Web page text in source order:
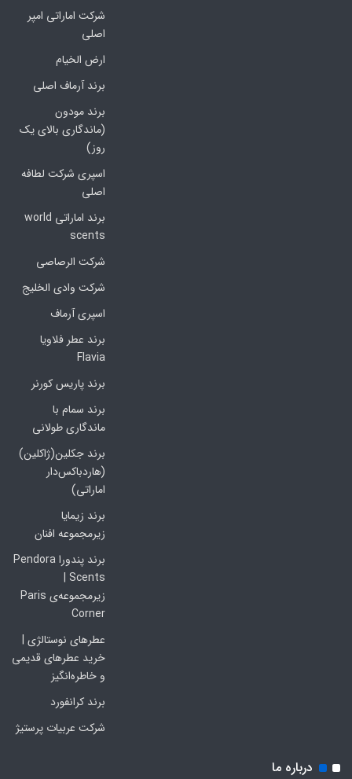
شرکت اماراتی امپر
اصلی
ارض الخیام
برند آرماف اصلی
برند مودون
(ماندگاری بالای یک
روز)
اسپری شرکت لطافه
اصلی
برند اماراتی world
scents
شرکت الرصاصی
شرکت وادی الخلیج
اسپری آرماف
برند عطر فلاویا
Flavia
برند پاریس کورنر
برند سمام با
ماندگاری طولانی
برند جکلین(ژاکلین)
(هاردباکس‌دار
اماراتی)
برند زیمایا
زیرمجموعه افنان
برند پندورا Pendora
Scents |
زیرمجموعه‌ی Paris
Corner
عطرهای نوستالژی |
خرید عطرهای قدیمی
و خاطره‌انگیز
برند کرانفورد
شرکت عربیات پرستیژ
درباره ما